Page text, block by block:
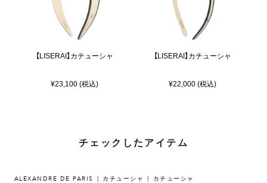
【LISERAI】カチューシャ
¥23,100 (税込)
【LISERAI】カチューシャ
¥22,000 (税込)
チェックしたアイテム
ALEXANDRE DE PARIS カチューシャ カチューシャ